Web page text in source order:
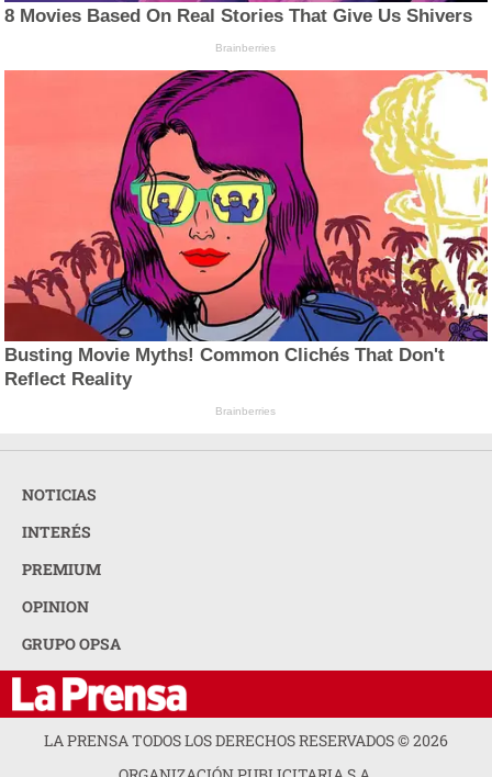
8 Movies Based On Real Stories That Give Us Shivers
Brainberries
Busting Movie Myths! Common Clichés That Don't
Reflect Reality
Brainberries
NOTICIAS
INTERÉS
PREMIUM
OPINION
GRUPO OPSA
LA PRENSA TODOS LOS DERECHOS RESERVADOS ©2026